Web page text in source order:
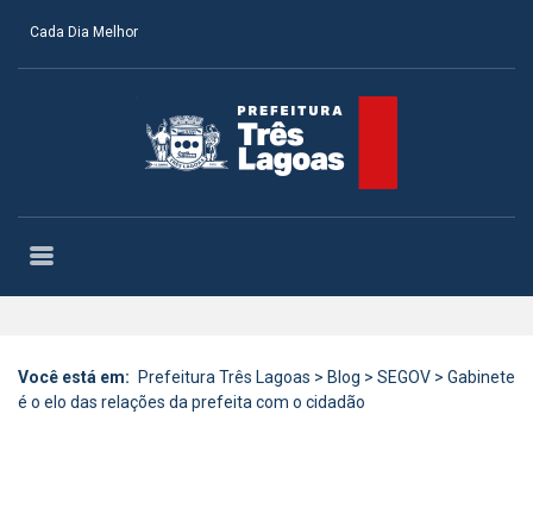
Cada Dia Melhor
Você está em: Prefeitura Três Lagoas > Blog > SEGOV > Gabinete
é o elo das relações da prefeita com o cidadão